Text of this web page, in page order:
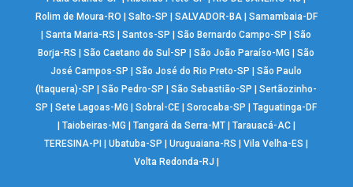
Rolim de Moura-RO
Salto-SP SALVADOR-BA| Samambaia-DF
|Santa Maria-RS |Santos-SP |São Bernardo Campo-SP |São
Borja-RS
|São Caetano do Sul-SP |São João Paraíso-MG |São
José Campos-SP
|São José do Rio Preto-SP |São Paulo
(Itaquera)-SP
|São Pedro-SP |São Sebastião-SP |Sertãozinho-
SP
|Sete Lagoas-MG |Sobral-CE |Sorocaba-SP |Taguatinga-DF
Taiobeiras-MG Tangará da Serra-MT| Tarauacá-AC|
TERESINA-PI
|Ubatuba-SP |Uruguaiana-RS |Vila Velha-ES
Volta Redonda-RJ